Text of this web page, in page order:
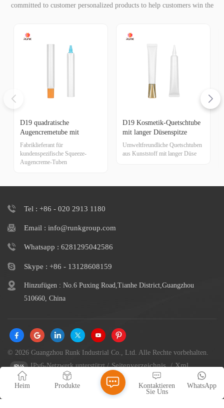
committed to customer personalized products to help customers win the
D19 quadratische
Augencremetube mit
quadratischem
Schraubverschluss
Fabriklieferant für
kundenspezifische Squeeze-
Augencreme-Tuben
D19 Kosmetik-Quetschtube
mit langer Düsenspitze
Umweltfreundliche Quetschtuben
aus Kunststoff mit langer Düse
Tel : +86 - 020 2913 1180
Email : info@runkgroup.com
Whatsapp : 6281295042586
Skype : +86 - 13128608159
Hinzufügen : No.6 Puxing Road,Tianhe District,Guangzhou
510660, China
© 2026 Guangzhou Runk Industrial Co., Ltd. Alle Rechte vorbehalten.
IPv6-Netzwerk unterstützt/ Seitenverzeichnis / Xml
Datenschutzrichtlinie
Heim Produkte WhatsApp
Kontaktieren
Sie Uns